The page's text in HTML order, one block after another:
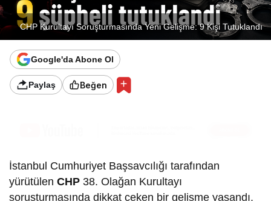
CHP Kurultayı Soruşturmasında Yeni Gelişme: 9 Kişi Tutuklandı
Google'da Abone Ol
Paylaş Beğen
İstanbul Cumhuriyet Başsavcılığı tarafından
yürütülenCHP 38. Olağan Kurultayı
soruşturmasında dikkat çeken bir gelişme yaşandı.